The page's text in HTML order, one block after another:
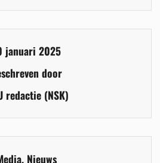
januari 2025
door
redactie (NSK)
, Nieuws